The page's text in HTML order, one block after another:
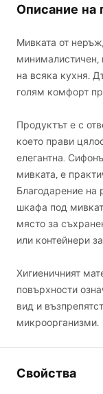
Описание на
Мивката от
минималистичен,
на всяка кухня.
голям комфорт
Продуктът е с
което прави
елегантна.
мивката, е
Благодарение на
шкафа под
място за
или контейнери
Хигиеничният
повърхности
вид и
микроорганизми.
Свойства